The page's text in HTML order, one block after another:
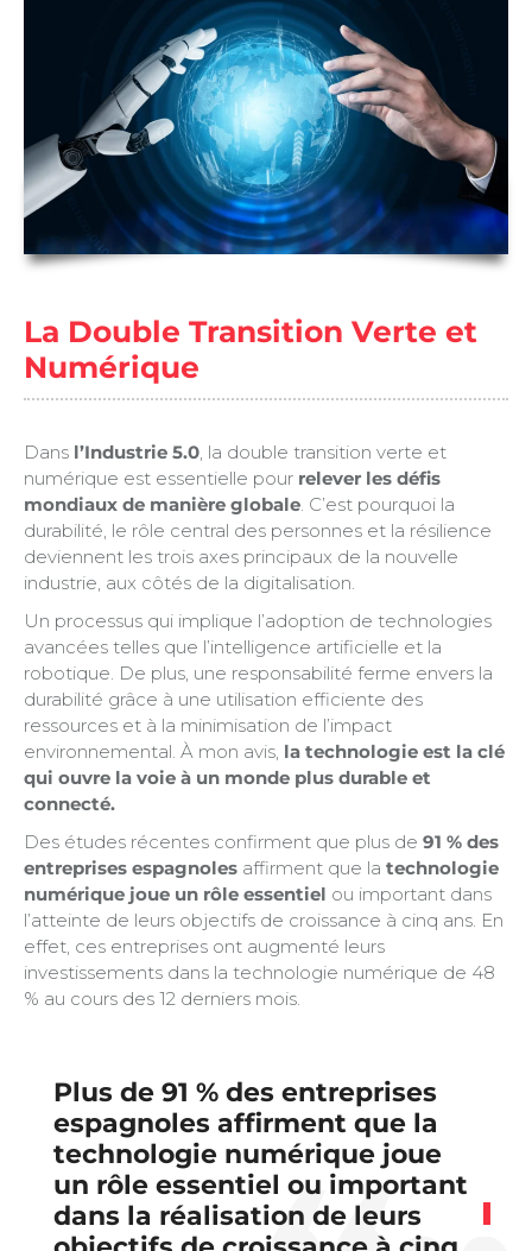
La Double Transition Verte et
Numérique
Dans l’Industrie 5.0 , la double transition verte et
numérique est essentielle pour relever les défis
mondiaux de manière globale . C’est pourquoi la
durabilité, le rôle central des personnes et la résilience
deviennent les trois axes principaux de la nouvelle
industrie, aux côtés de la digitalisation.
Un processus qui implique l’adoption de technologies
avancées telles que l’intelligence artificielle et la
robotique. De plus, une responsabilité ferme envers la
durabilité grâce à une utilisation efficiente des
ressources et à la minimisation de l’impact
environnemental. À mon avis, la technologie est la clé
qui ouvre la voie à un monde plus durable et
connecté.
Des études récentes confirment que plus de 91 % des
entreprises espagnoles affirment que la technologie
numérique joue un rôle essentiel ou important dans
l’atteinte de leurs objectifs de croissance à cinq ans. En
effet, ces entreprises ont augmenté leurs
investissements dans la technologie numérique de 48
% au cours des 12 derniers mois.
Plus de 91 % des entreprises
espagnoles affirment que la
technologie numérique joue
un rôle essentiel ou important
dans la réalisation de leurs